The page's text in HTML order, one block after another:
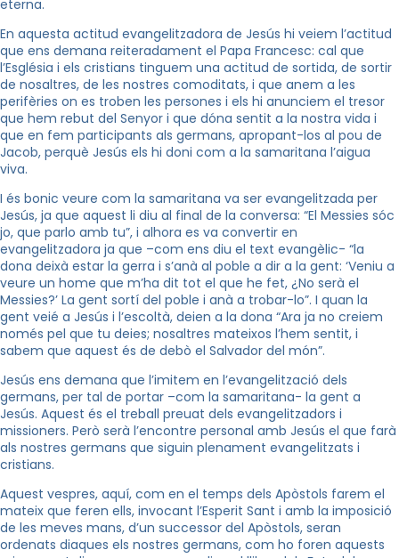
eterna.
En aquesta actitud evangelitzadora de Jesús hi veiem l’actitud
que ens demana reiteradament el Papa Francesc: cal que
l’Església i els cristians tinguem una actitud de sortida, de sortir
de nosaltres, de les nostres comoditats, i que anem a les
perifèries on es troben les persones i els hi anunciem el tresor
que hem rebut del Senyor i que dóna sentit a la nostra vida i
que en fem participants als germans, apropant-los al pou de
Jacob, perquè Jesús els hi doni com a la samaritana l’aigua
viva.
I és bonic veure com la samaritana va ser evangelitzada per
Jesús, ja que aquest li diu al final de la conversa: “El Messies sóc
jo, que parlo amb tu”, i alhora es va convertir en
evangelitzadora ja que –com ens diu el text evangèlic- “la
dona deixà estar la gerra i s’anà al poble a dir a la gent: ‘Veniu a
veure un home que m’ha dit tot el que he fet, ¿No serà el
Messies?’ La gent sortí del poble i anà a trobar-lo”. I quan la
gent veié a Jesús i l’escoltà, deien a la dona “Ara ja no creiem
només pel que tu deies; nosaltres mateixos l’hem sentit, i
sabem que aquest és de debò el Salvador del món”.
Jesús ens demana que l’imitem en l’evangelització dels
germans, per tal de portar –com la samaritana- la gent a
Jesús. Aquest és el treball preuat dels evangelitzadors i
missioners. Però serà l’encontre personal amb Jesús el que farà
als nostres germans que siguin plenament evangelitzats i
cristians.
Aquest vespres, aquí, com en el temps dels Apòstols farem el
mateix que feren ells, invocant l’Esperit Sant i amb la imposició
de les meves mans, d’un successor del Apòstols, seran
ordenats diaques els nostres germans, com ho foren aquests